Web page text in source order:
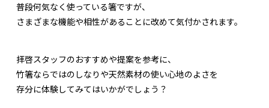
普段何気なく使っている箸ですが、
さまざまな機能や相性があることに改めて気付かされます。
拝啓スタッフのおすすめや提案を参考に、
竹箸ならではのしなりや天然素材の使い心地のよさを
存分に体験してみてはいかがでしょう？